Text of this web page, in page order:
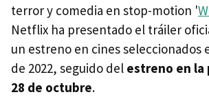
terror y comedia en stop-motion '
Netflix ha presentado el tráiler
un estreno en cines seleccionados
de 2022, seguido del estreno en
28 de octubre.